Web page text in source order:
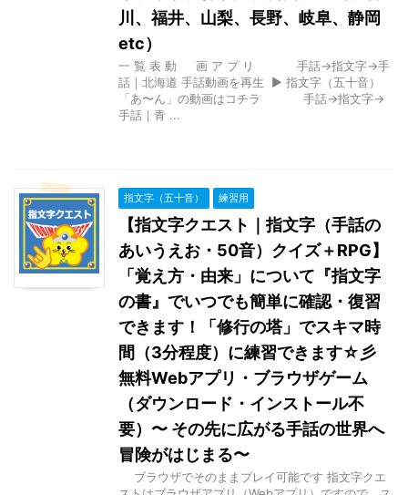
川、福井、山梨、長野、岐阜、静岡
etc）
一 覧 表 動 画 ア プ リ 手話→指文字→手
話｜北海道 手話動画を再生 ▶ 指文字（五十音）
「あ〜ん」の動画はコチラ 手話→指文字→
手話｜青 ...
指文字（五十音） 練習用
【指文字クエスト｜指文字（手話の
あいうえお・50音）クイズ＋RPG】
「覚え方・由来」について『指文字
の書』でいつでも簡単に確認・復習
できます！「修行の塔」でスキマ時
間（3分程度）に練習できます☆彡
無料Webアプリ・ブラウザゲーム
（ダウンロード・インストール不
要）〜 その先に広がる手話の世界へ
冒険がはじまる〜
ブラウザでそのままプレイ可能です 指文字クエ